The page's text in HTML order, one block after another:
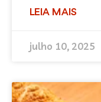
LEIA MAIS
julho 10, 2025